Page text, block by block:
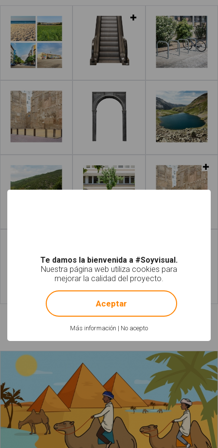
Leer más Leer más
Láminas relacionadas
Te damos la bienvenida a #Soyvisual.
Nuestra página web utiliza cookies para
mejorar la calidad del proyecto.
Más información | No acepto
! Not valid!
Aceptar